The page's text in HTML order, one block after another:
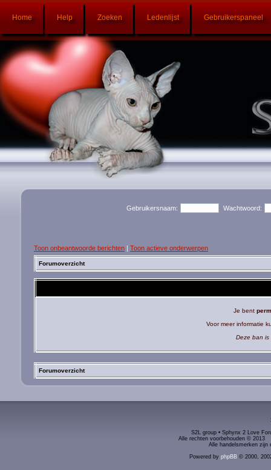
Home Help Zoeken Ledenlijst Gebruikerspaneel
Gebruikersnaam: Wachtwoord:
Toon onbeantwoorde berichten | Toon actieve onderwerpen
Forumoverzicht
Je bent
Voor meer informatie
Deze ban is
Forumoverzicht
S2L group • Sphynx 2 Love
Alle rechten voorbehouden ©
Alle handelsmerken zijn
Powered by phpBB© 2000,